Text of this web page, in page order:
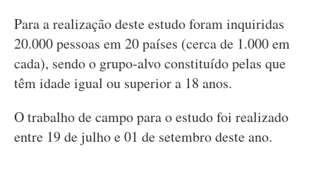
Para a realização deste estudo foram inquiridas
20.000 pessoas em 20 países (cerca de 1.000 em
cada), sendo o grupo-alvo constituído pelas que
têm idade igual ou superior a 18 anos.
O trabalho de campo para o estudo foi realizado
entre 19 de julho e 01 de setembro deste ano.